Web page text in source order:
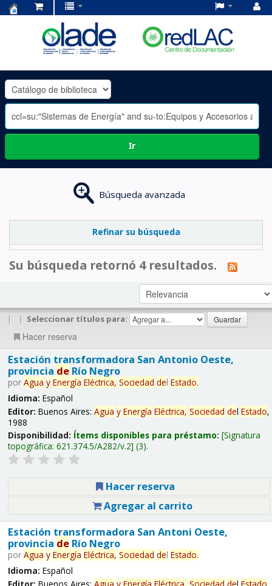
OLADE
-
Ir
Búsqueda avanzada
Refinar su búsqueda
Su búsqueda retornó 4 resultados.
| | Seleccionar títulos para:
Hacer reserva
Estación transformadora San Antonio Oeste,
provincia deRío Negro
por Agua y Energía Eléctrica, Sociedad del Estado.
Idioma: Español
Editor: Buenos Aires: Agua y Energía Eléctrica, Sociedad del Estado,
1988
Disponibilidad: Ítems disponibles para préstamo: Signatura
topográfica: 621.374.5/A282/v.2 (3).
Hacer reserva
Agregar al carrito
Estación transformadora San Antoni Oeste,
provincia deRío Negro
por Agua y Energía Eléctrica, Sociedad del Estado.
Idioma: Español
Editor: Buenos Aires: Agua y Energía Eléctrica, Sociedad del Estado,